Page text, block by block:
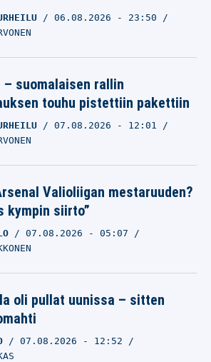
06.08.2026 - 23:50
suomalaisen rallin
touhu pistettiin pakettiin
07.08.2026 - 12:01
Valioliigan mestaruuden?
kympin siirto”
07.08.2026 - 05:07
oli pullat uunissa – sitten
07.08.2026 - 12:52